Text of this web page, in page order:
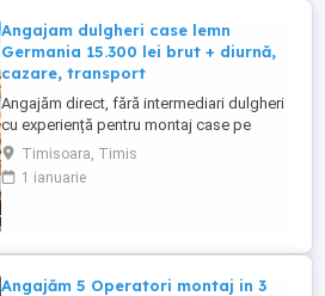
Angajam dulgheri case lemn
Germania 15.300 lei brut + diurnă,
cazare, transport
Angajăm direct, fără intermediari dulgheri
cu experiență pentru montaj case pe
structură de lemn, Germania (Bayern și
Baden-Württemberg). Salariu 15.300 RON
brut pe carte de muncă Plată săptămânală
legal, asigurare Angajare ...
Timisoara, Timis
1 ianuarie
Angajăm 5 Operatori montaj in 3